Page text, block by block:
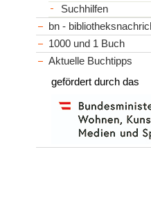
Suchhilfen
bn -
1000 und 1 Buch
Aktuelle Buchtipps
gefördert durch das